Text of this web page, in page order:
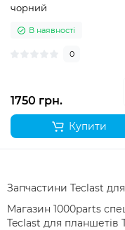
чорний
В наявності
0
1750 грн.
Купити
Запчастини Teclast
Магазин 1000parts
Teclast для